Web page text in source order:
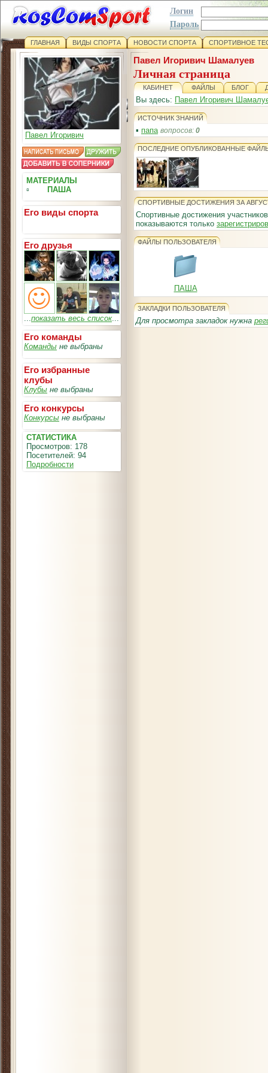
Логин
Пароль
ГЛАВНАЯ ВИДЫ СПОРТА НОВОСТИ СПОРТА СПОРТИВНОЕ
Павел Игоривич
МАТЕРИАЛЫ
▫
ПАША
Его виды спорта
Его друзья
...показать весь список...
Его команды
Команды не выбраны
Его избранные
клубы
Клубы не выбраны
Его конкурсы
Конкурсы не выбраны
СТАТИСТИКА
Просмотров: 178
Посетителей: 94
Подробности
Павел Игоривич Шамалуев
Личная страница
КАБИНЕТ ФАЙЛЫ БЛОГ
Вы здесь: Павел Игоривич
ИСТОЧНИК ЗНАНИЙ
▪ папа вопросов: 0
ПОСЛЕДНИЕ ОПУБЛИКОВАННЫЕ
СПОРТИВНЫЕ ДОСТИЖЕНИЯ ЗА
Спортивные достижения
показываются только
ФАЙЛЫ ПОЛЬЗОВАТЕЛЯ
ПАША
ЗАКЛАДКИ ПОЛЬЗОВАТЕЛЯ
Для просмотра закладок нужна